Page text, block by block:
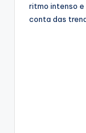
ritmo intenso
conta das